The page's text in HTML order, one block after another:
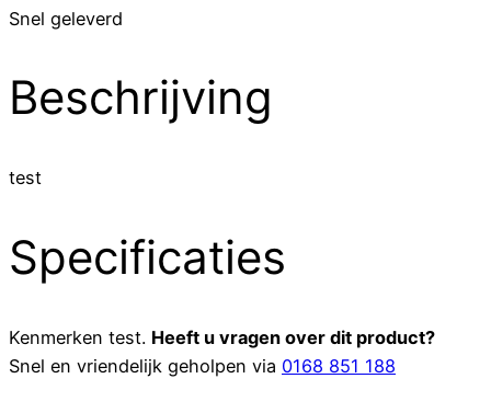
Snel geleverd
Beschrijving
test
Specificaties
Kenmerken test. Heeft u vragen over dit product?
Snel en vriendelijk geholpen via 0168 851 188